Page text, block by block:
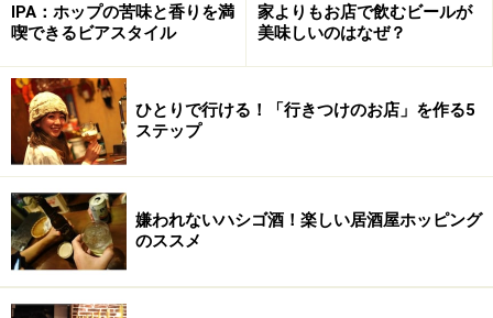
IPA：ホップの苦味と香りを満
喫できるビアスタイル
家よりもお店で飲むビールが
美味しいのはなぜ？
ひとりで行ける！「行きつけのお店」を作る5
ステップ
嫌われないハシゴ酒！楽しい居酒屋ホッピング
のススメ